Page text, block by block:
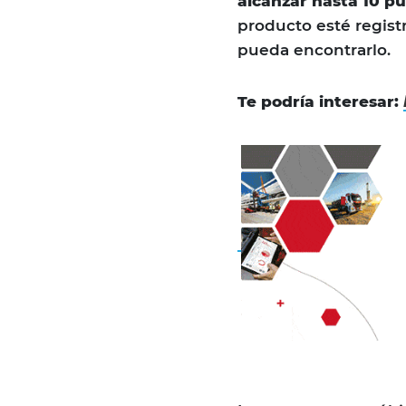
producto esté
pueda encontrarlo.
Te podría interesar: